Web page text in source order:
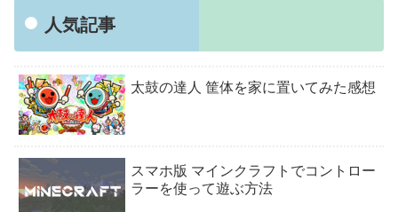
人気記事
太鼓の達人 筐体を家に置いてみた感想
スマホ版 マインクラフトでコントロー
ラーを使って遊ぶ方法